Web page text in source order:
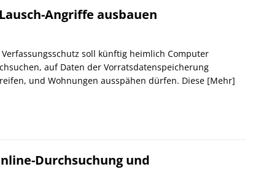
Angriffe ausbauen
Verfassungsschutz soll künftig heimlich Computer
auf Daten der Vorratsdatenspeicherung
und Wohnungen ausspähen dürfen. Diese [Mehr]
Durchsuchung und